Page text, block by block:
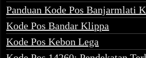
Panduan Kode Pos Banjarmlati
Kode Pos Bandar Klippa
Kode Pos Kebon Lega